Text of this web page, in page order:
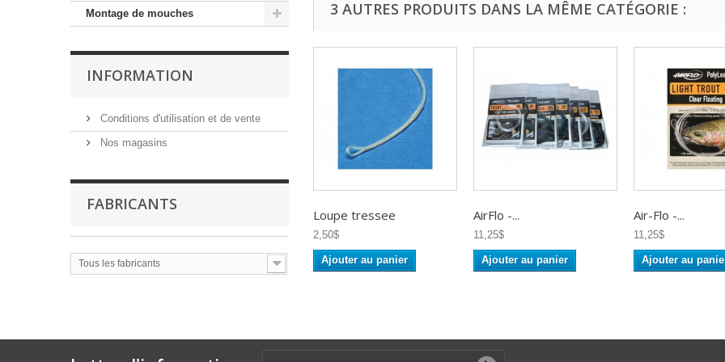
Montage de mouches
INFORMATION
Conditions d'utilisation et de vente
Nos magasins
FABRICANTS
Tous les fabricants
3 AUTRES PRODUITS DANS LA MÊME CATÉGORIE :
Loupe tressee
2,50$
Ajouter au panier
AirFlo -...
11,25$
Ajouter au panier
Air-Flo -...
11,25$
Ajouter au